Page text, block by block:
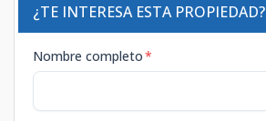
¿TE INTERESA ESTA PROPIEDAD?
Nombre completo*